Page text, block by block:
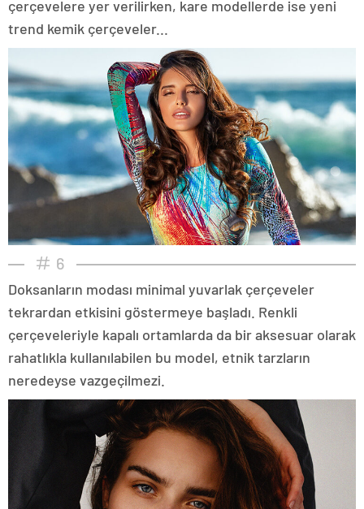
çerçevelere yer verilirken, kare modellerde ise yeni
trend kemik çerçeveler...
6
Doksanların modası minimal yuvarlak çerçeveler
tekrardan etkisini göstermeye başladı. Renkli
çerçeveleriyle kapalı ortamlarda da bir aksesuar olarak
rahatlıkla kullanılabilen bu model, etnik tarzların
neredeyse vazgeçilmezi.